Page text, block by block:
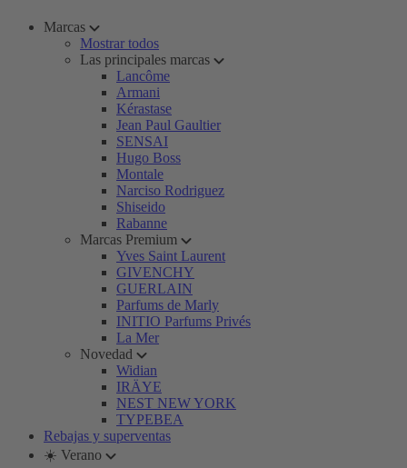
Marcas
Mostrar todos
Las principales marcas
Lancôme
Armani
Kérastase
Jean Paul Gaultier
SENSAI
Hugo Boss
Montale
Narciso Rodriguez
Shiseido
Rabanne
Marcas Premium
Yves Saint Laurent
GIVENCHY
GUERLAIN
Parfums de Marly
INITIO Parfums Privés
La Mer
Novedad
Widian
IRÄYE
NEST NEW YORK
TYPEBEA
Rebajas y superventas
☀️ Verano